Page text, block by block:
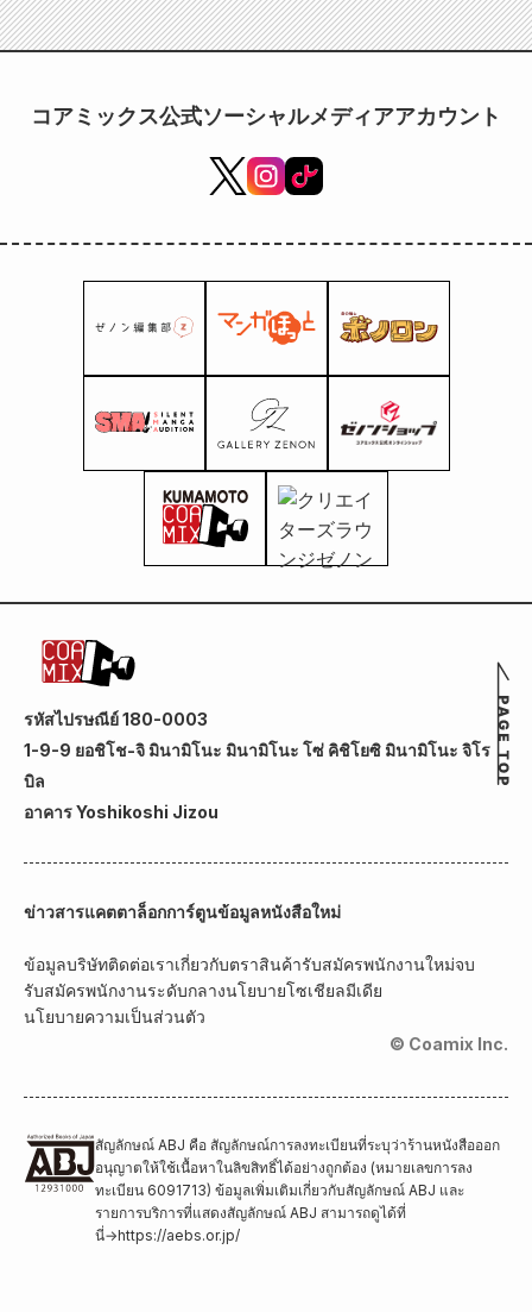
コアミックス公式ソーシャルメディアアカウント
รหัสไปรษณีย์ 180-0003
1-9-9 ยอชิโช-จิ มินามิโนะ มินามิโนะ โซ่ คิชิโยซิ มินามิโนะ จิโร
บิล
อาคาร Yoshikoshi Jizou
ข่าวสารแคตตาล็อกการ์ตูนข้อมูลหนังสือใหม่
ข้อมูลบริษัทติดต่อเราเกี่ยวกับตราสินค้ารับสมัครพนักงานใหม่จบ
รับสมัครพนักงานระดับกลางนโยบายโซเชียลมีเดีย
นโยบายความเป็นส่วนตัว
© Coamix Inc.
สัญลักษณ์ ABJ คือ สัญลักษณ์การลงทะเบียนที่ระบุว่าร้านหนังสือออก
อนุญาตให้ใช้เนื้อหาในลิขสิทธิ์ได้อย่างถูกต้อง (หมายเลขการลง
ทะเบียน 6091713) ข้อมูลเพิ่มเติมเกี่ยวกับสัญลักษณ์ ABJ และ
รายการบริการที่แสดงสัญลักษณ์ ABJ สามารถดูได้ที่
นี่→https://aebs.or.jp/